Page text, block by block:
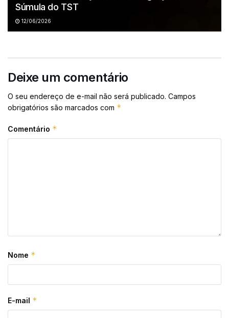
Súmula do TST
12/06/2026
Deixe um comentário
O seu endereço de e-mail não será publicado. Campos
obrigatórios são marcados com *
Comentário *
Nome *
E-mail *